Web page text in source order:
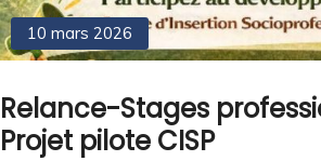
10 mars 2026
Relance-Stages
Projet pilote CISP